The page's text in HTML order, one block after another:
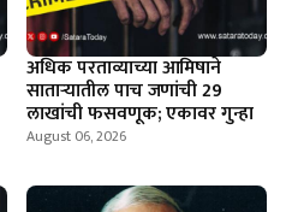
अधिक परताव्याच्या आमिषाने
साताऱ्यातील पाच जणांची 29
लाखांची फसवणूक; एकावर गुन्हा
August 06, 2026